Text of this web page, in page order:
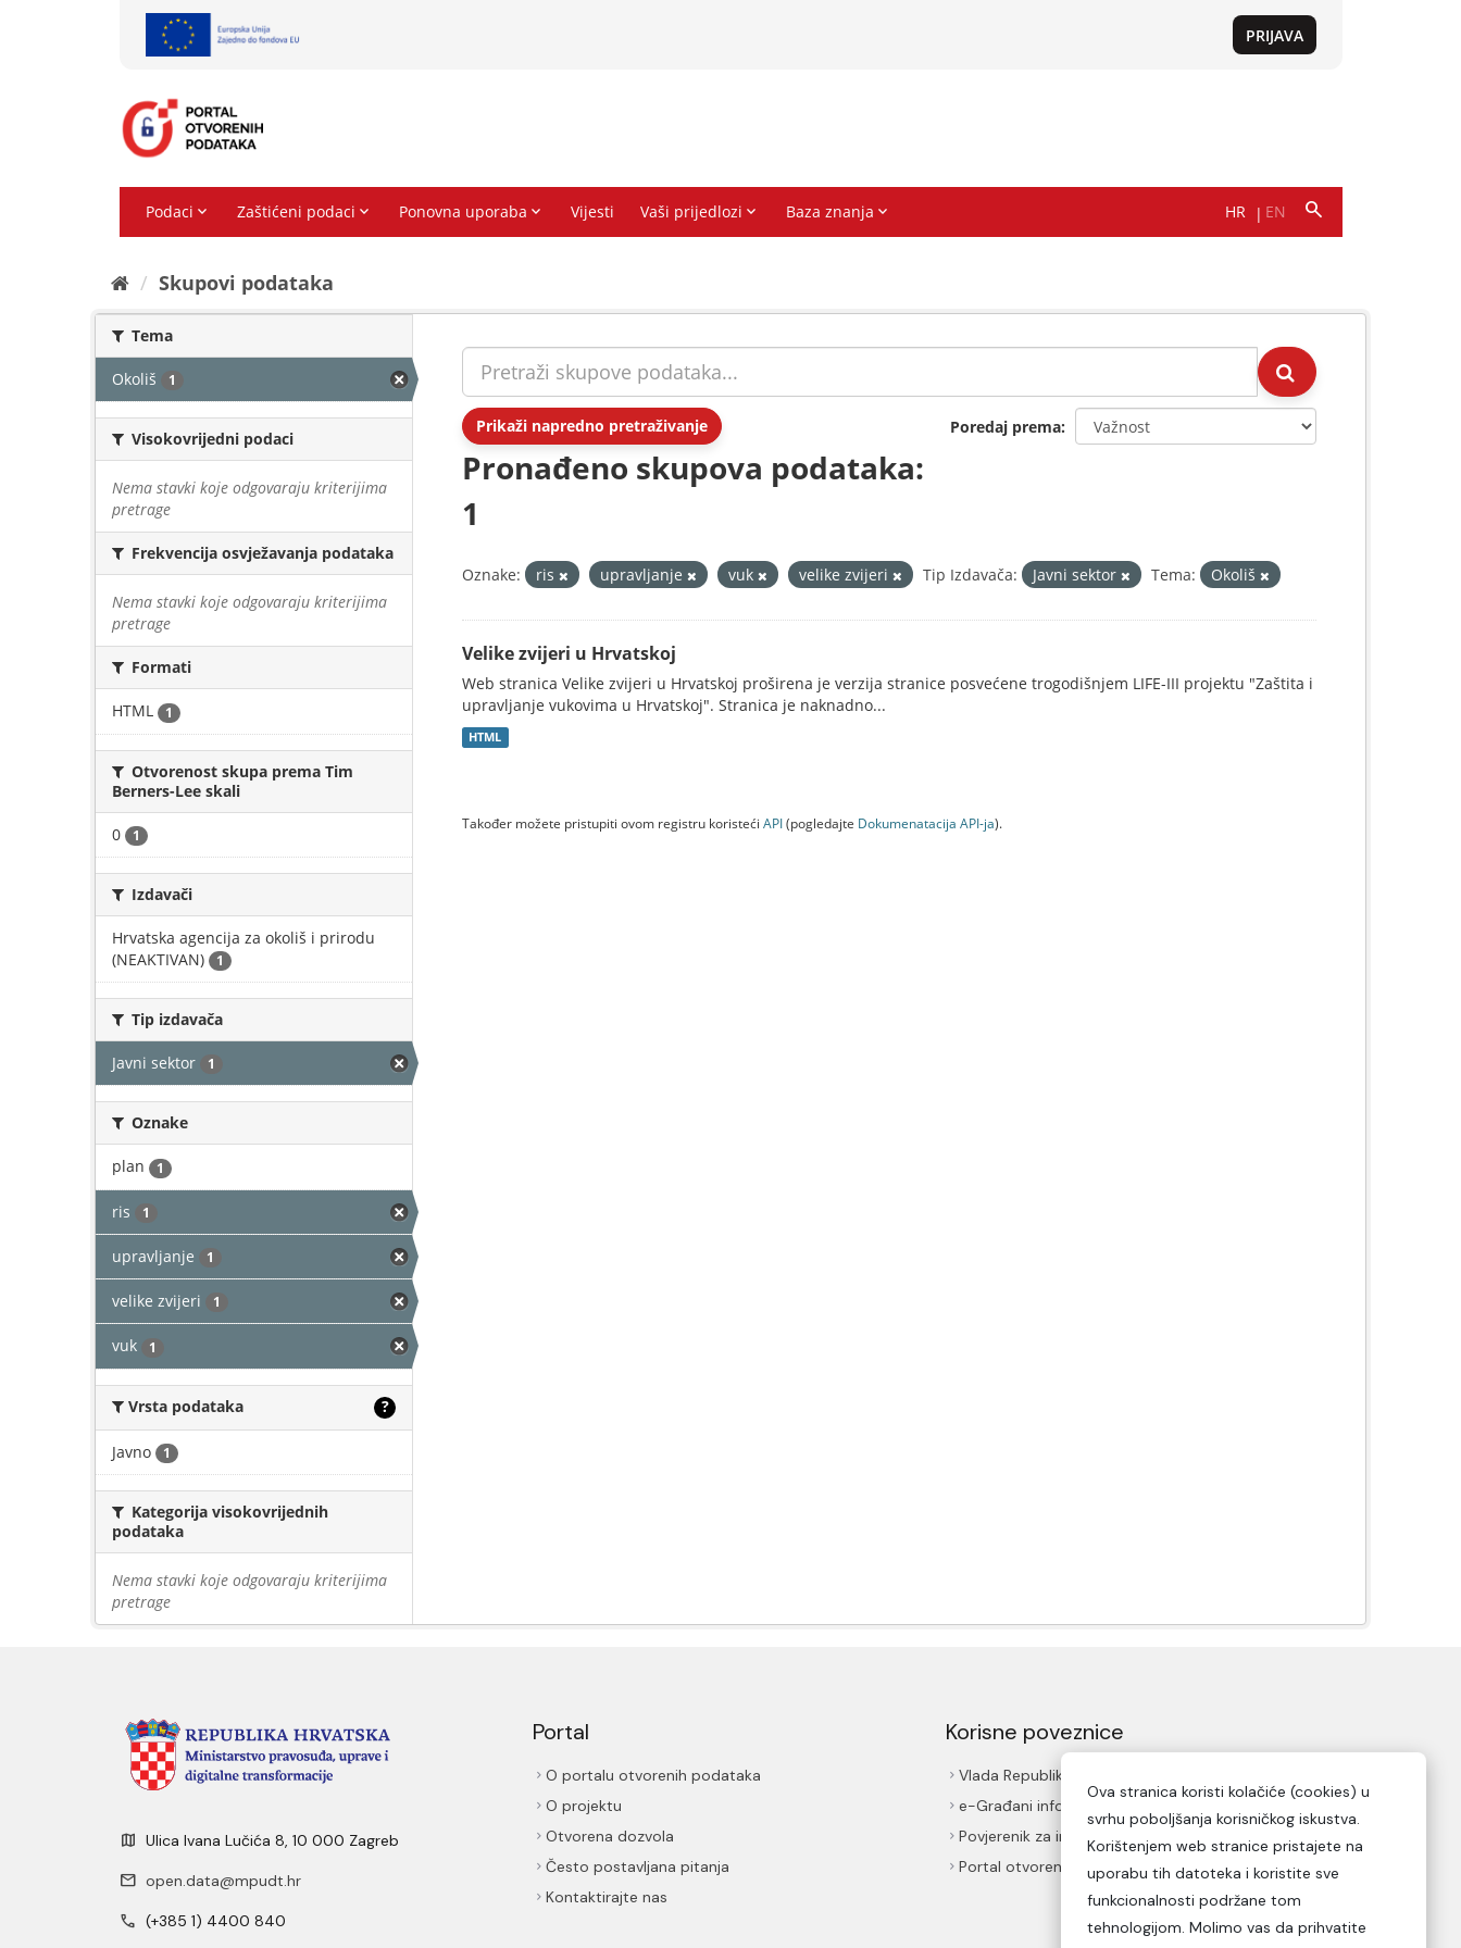
Skupovi podаtаkа
Tema
Okoliš 1
Visokovrijedni podaci
Nema stavki koje odgovaraju kriterijima
pretrage
Frekvencija osvježavanja podataka
Nema stavki koje odgovaraju kriterijima
pretrage
Formati
HTML 1
Otvorenost skupa prema Tim
Berners-Lee skali
0 1
Izdavači
Hrvatska agencija za okoliš i prirodu
(NEAKTIVAN)
1
Tip izdavača
Javni sektor 1
Oznake
plan 1
ris 1
upravljanje 1
velike zvijeri 1
vuk 1
Vrsta podataka ?
Javno 1
Kategorija visokovrijednih
podataka
Nema stavki koje odgovaraju kriterijima
pretrage
Prikaži napredno pretraživanje Poredaj prema
Pronađeno skupova podataka:
1
Oznake: ris upravljanje vuk velike zvijeri Tip Izdavača: Javni sektor Tema: Okoliš
Velike zvijeri u Hrvatskoj
Web stranica Velike zvijeri u Hrvatskoj proširena je verzija stranice posvećene trogodišnjem LIFE-III projektu "Zaštita i
upravljanje vukovima u Hrvatskoj". Stranica je naknadno...
HTML
Također možete pristupiti ovom registru koristeći API(pogledajte Dokumenаtаcijа API-jа).